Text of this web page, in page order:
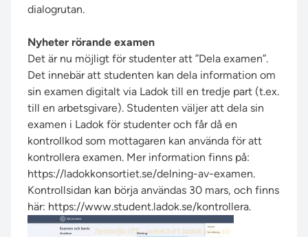
dialogrutan.
Nyheter rörande examen
Det är nu möjligt för studenter att ”Dela examen”.
Det innebär att studenten kan dela information om
sin examen digitalt via Ladok till en tredje part (t.ex.
till en arbetsgivare). Studenten väljer att dela sin
examen i Ladok för studenter och får då en
kontrollkod som mottagaren kan använda för att
kontrollera examen. Mer information finns på:
https://ladokkonsortiet.se/delning-av-examen.
Kontrollsidan kan börja användas 30 mars, och finns
här: https://www.student.ladok.se/kontrollera.